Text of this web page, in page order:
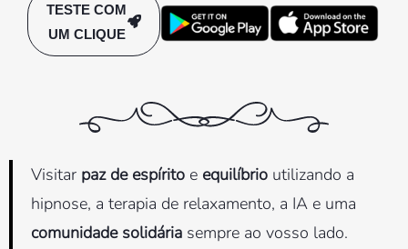
TESTE COM
UM CLIQUE
Visitar paz de espírito e equilíbrio utilizando a
hipnose, a terapia de relaxamento, a IA e uma
comunidade solidária sempre ao vosso lado.